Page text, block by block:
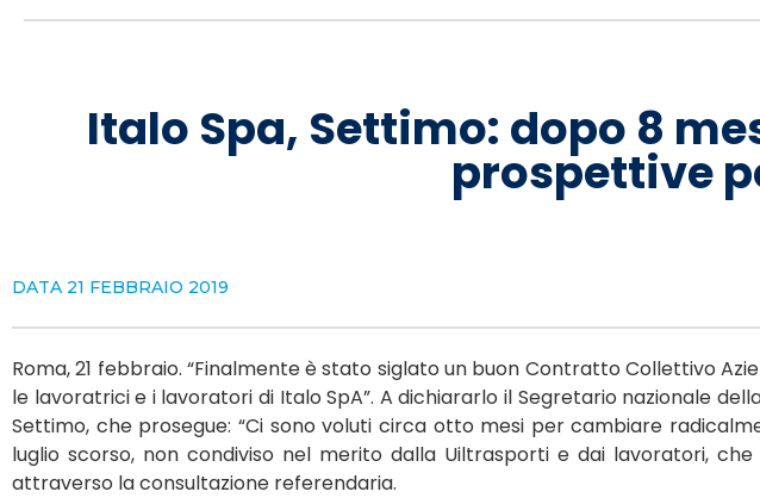
Italo Spa, Settimo: dopo 8
prospettive
DATA 21 FEBBRAIO 2019
Roma, 21 febbraio. “Finalmente è stato siglato un buon Contratto Collettivo
le lavoratrici e i lavoratori di Italo SpA”. A dichiararlo il Segretario nazionale
Settimo, che prosegue: “Ci sono voluti circa otto mesi per cambiare
luglio scorso, non condiviso nel merito dalla Uiltrasporti e dai lavoratori,
attraverso la consultazione referendaria.